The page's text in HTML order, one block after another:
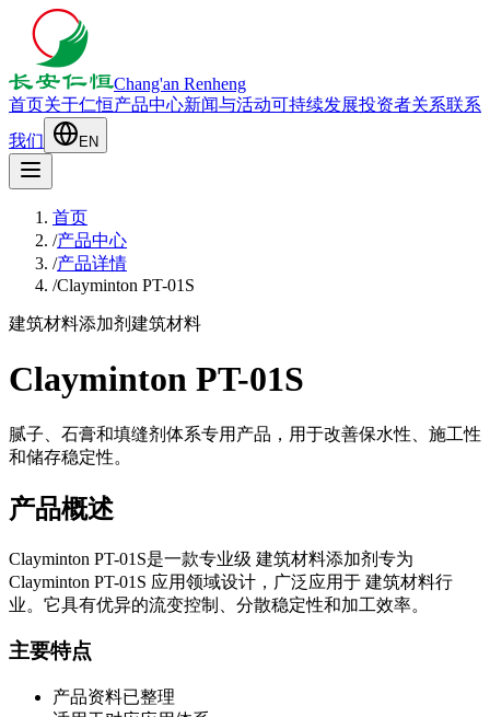
Chang'an Renheng
首页关于仁恒产品中心新闻与活动可持续发展投资者关系联系
我们
EN
首页
/产品中心
/产品详情
/Clayminton PT-01S
建筑材料添加剂 建筑材料
Clayminton PT-01S
腻子、石膏和填缝剂体系专用产品，用于改善保水性、施工性
和储存稳定性。
产品概述
Clayminton PT-01S是一款专业级 建筑材料添加剂 专为
Clayminton PT-01S 应用领域设计，广泛应用于 建筑材料行
业。它具有优异的流变控制、分散稳定性和加工效率。
主要特点
产品资料已整理